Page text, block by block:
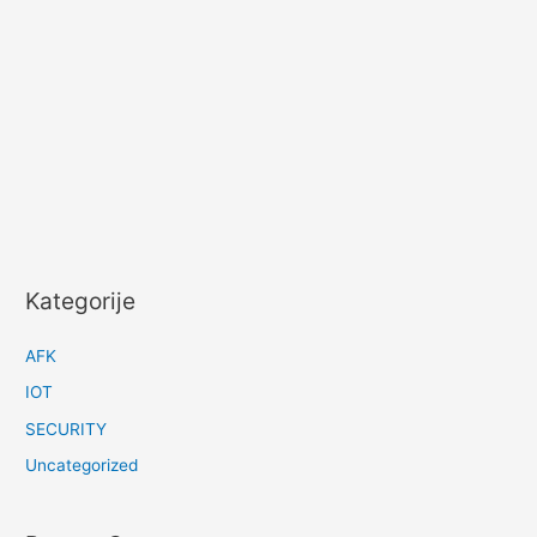
Kategorije
AFK
IOT
SECURITY
Uncategorized